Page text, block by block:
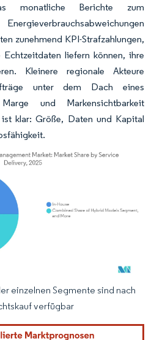
monatliche Berichte zum
zunehmend KPI-Strafzahlungen,
liefern können, ihre
Kleinere regionale Akteure
unter dem Dach eines
und Markensichtbarkeit
klar: Größe, Daten und Kapital
erfordert Namensnennung
einzelnen Segmente sind nach
verfügbar